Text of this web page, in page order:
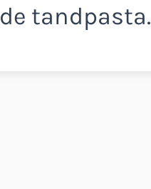
tandpasta.